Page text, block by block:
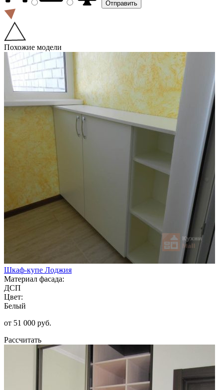
Похожие модели
Шкаф-купе Лоджия
Материал фасада:
ДСП
Цвет:
Белый
от 51 000 руб.
Рассчитать